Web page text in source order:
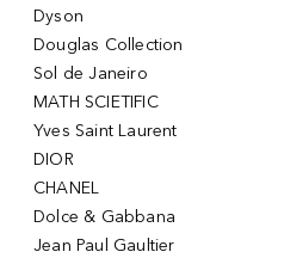
Dyson
Douglas Collection
Sol de Janeiro
MATH SCIETIFIC
Yves Saint Laurent
DIOR
CHANEL
Dolce & Gabbana
Jean Paul Gaultier